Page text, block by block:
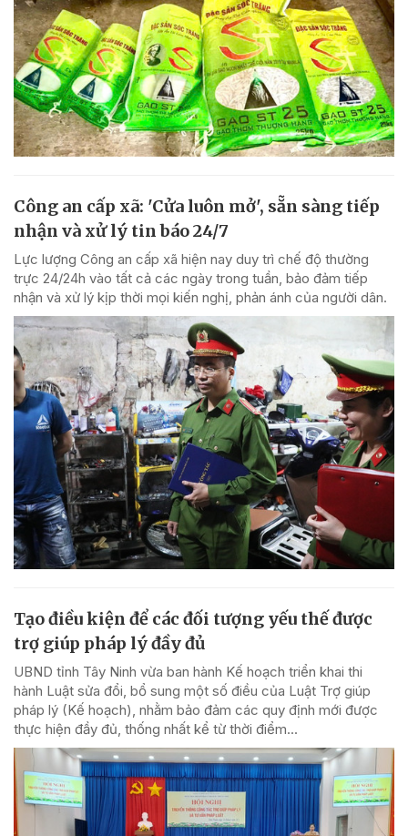
Công an cấp xã: 'Cửa luôn mở', sẵn sàng tiếp
nhận và xử lý tin báo 24/7
Lực lượng Công an cấp xã hiện nay duy trì chế độ thường
trực 24/24h vào tất cả các ngày trong tuần, bảo đảm tiếp
nhận và xử lý kịp thời mọi kiến nghị, phản ánh của người dân.
Tạo điều kiện để các đối tượng yếu thế được
trợ giúp pháp lý đầy đủ
UBND tỉnh Tây Ninh vừa ban hành Kế hoạch triển khai thi
hành Luật sửa đổi, bổ sung một số điều của Luật Trợ giúp
pháp lý (Kế hoạch), nhằm bảo đảm các quy định mới được
thực hiện đầy đủ, thống nhất kể từ thời điểm...